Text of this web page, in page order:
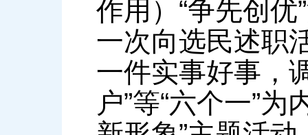
作用）“争先创
一次向选民述职
一件实事好事，
户”等“六个一”